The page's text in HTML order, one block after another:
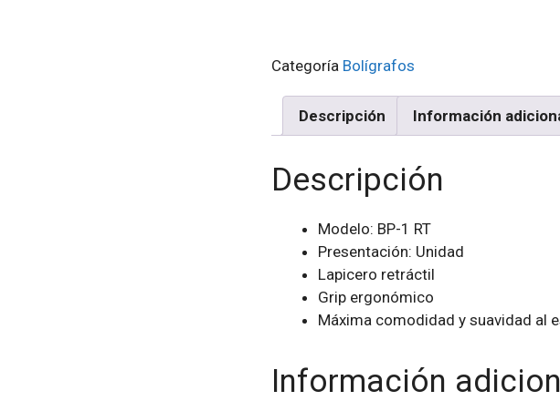
Categoría Bolígrafos
Descripción Información
Descripción
Modelo: BP-1 RT
Presentación: Unidad
Lapicero retráctil
Grip ergonómico
Máxima comodidad y suavidad al
Información